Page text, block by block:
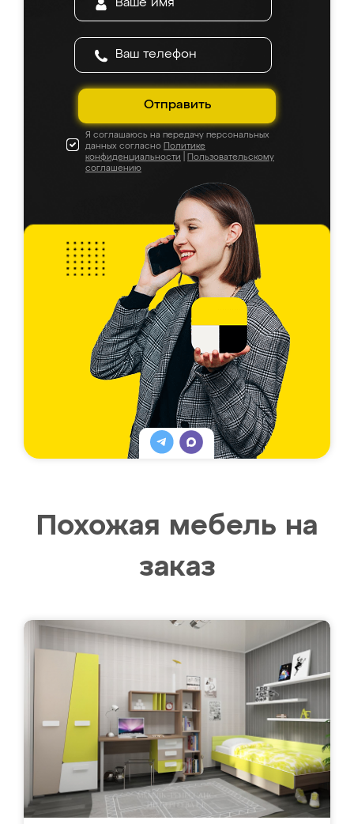
Отправить
Я соглашаюсь на передачу персональных
данных согласно Политике
конфиденциальности
Пользовательскому
соглашению
Похожая мебель на
заказ